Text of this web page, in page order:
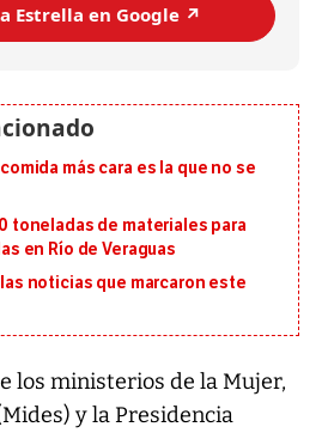
Estrella en Google ↗️
más cara es la que no se
toneladas de materiales para
en Río de Veraguas
las noticias que marcaron este
los ministerios de la Mujer,
y la Presidencia